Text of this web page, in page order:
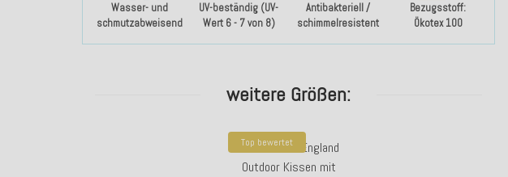
Wasser- und
schmutzabweisend
UV-beständig (UV-
Wert 6 - 7 von 8)
Antibakteriell /
schimmelresistent
Bezugsstoff:
Ökotex 100
weitere Größen:
Top bewertet
H.O.C.K. New England
Outdoor Kissen mit